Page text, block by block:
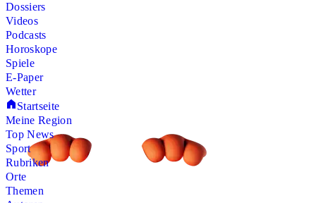
Dossiers
Videos
Podcasts
Horoskope
Spiele
E-Paper
Wetter
Startseite
Meine Region
Top News
Sport
Rubriken
Orte
Themen